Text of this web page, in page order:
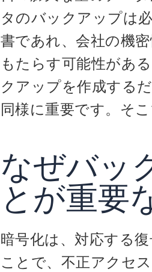
タのバックアップは
書であれ、会社の機
もたらす可能性があ
クアップを作成する
同様に重要です。そ
なぜバッ
とが重要
暗号化は、対応する
ことで、不正アクセ